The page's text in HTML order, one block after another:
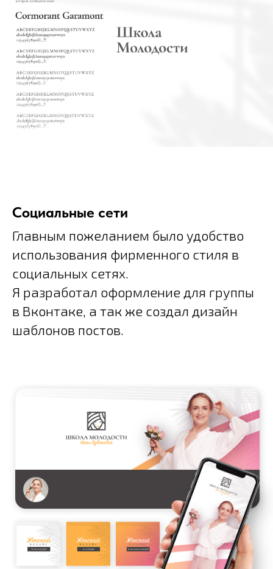
Социальные сети
Главным пожеланием было удобство
использования фирменного стиля в
социальных сетях.
Я разработал оформление для группы
в Вконтаке, а так же создал дизайн
шаблонов постов.